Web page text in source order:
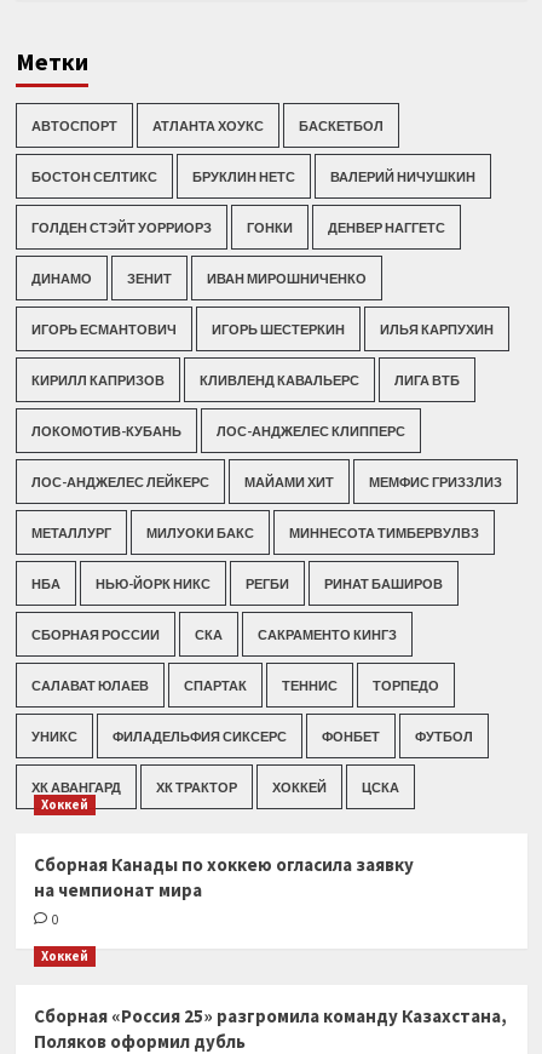
Метки
АВТОСПОРТ АТЛАНТА ХОУКС БАСКЕТБОЛ
БОСТОН СЕЛТИКС БРУКЛИН НЕТС ВАЛЕРИЙ НИЧУШКИН
ГОЛДЕН СТЭЙТ УОРРИОРЗ ГОНКИ ДЕНВЕР НАГГЕТС
ДИНАМО ЗЕНИТ ИВАН МИРОШНИЧЕНКО
ИГОРЬ ЕСМАНТОВИЧ ИГОРЬ ШЕСТЕРКИН ИЛЬЯ КАРПУХИН
КИРИЛЛ КАПРИЗОВ КЛИВЛЕНД КАВАЛЬЕРС ЛИГА ВТБ
ЛОКОМОТИВ-КУБАНЬ ЛОС-АНДЖЕЛЕС КЛИППЕРС
ЛОС-АНДЖЕЛЕС ЛЕЙКЕРС МАЙАМИ ХИТ МЕМФИС ГРИЗЗЛИЗ
МЕТАЛЛУРГ МИЛУОКИ БАКС МИННЕСОТА ТИМБЕРВУЛВЗ
НБА НЬЮ-ЙОРК НИКС РЕГБИ РИНАТ БАШИРОВ
СБОРНАЯ РОССИИ СКА САКРАМЕНТО КИНГЗ
САЛАВАТ ЮЛАЕВ СПАРТАК ТЕННИС ТОРПЕДО
УНИКС ФИЛАДЕЛЬФИЯ СИКСЕРС ФОНБЕТ ФУТБОЛ
ХК АВАНГАРД ХК ТРАКТОР ХОККЕЙ ЦСКА
Хоккей
Сборная Канады по хоккею огласила заявку
на чемпионат мира
0
Хоккей
Сборная «Россия 25» разгромила команду Казахстана,
Поляков оформил дубль